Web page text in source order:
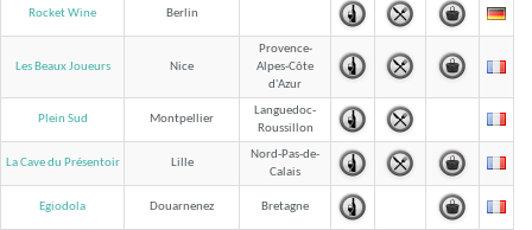
Rocket Wine Berlin
Les Beaux Joueurs Nice
Provence-
Alpes-Côte
d'Azur
Plein Sud Montpellier
Languedoc-
Roussillon
La Cave du Présentoir Lille
Nord-Pas-de-
Calais
Egiodola Douarnenez Bretagne